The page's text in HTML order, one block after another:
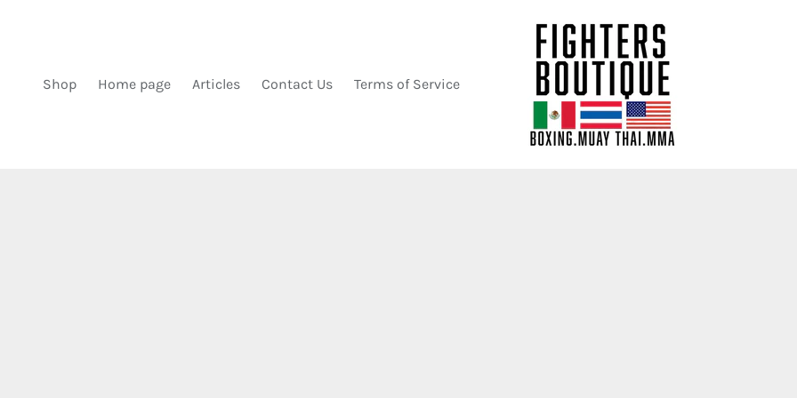
Shop Home page Articles Contact Us Terms of Service